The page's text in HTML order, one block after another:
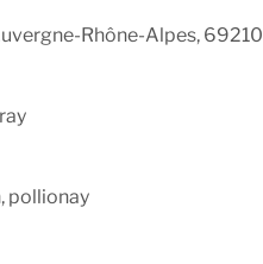
Rhône-Alpes, 69210
pollionay